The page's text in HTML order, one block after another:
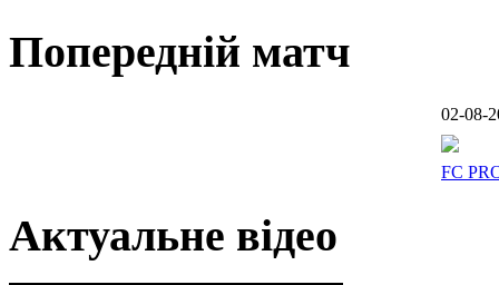
Попередній матч
02-08-
FC
Актуальне відео